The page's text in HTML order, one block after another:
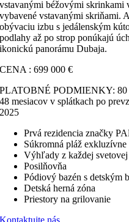
vstavanými béžovými skrinkami
vybavené vstavanými skriňami.
obývaciu izbu s jedálenským
podlahy až po strop ponúkajú
ikonickú panorámu Dubaja.
CENA : 699 000 €
PLATOBNÉ PODMIENKY: 80
48 mesiacov v splátkach po
2025
Prvá rezidencia značky
Súkromná pláž
Výhľady z každej svetovej
Posilňovňa
Pódiový bazén s detským
Detská herná zóna
Priestory na grilovanie
Kontaktujte nás